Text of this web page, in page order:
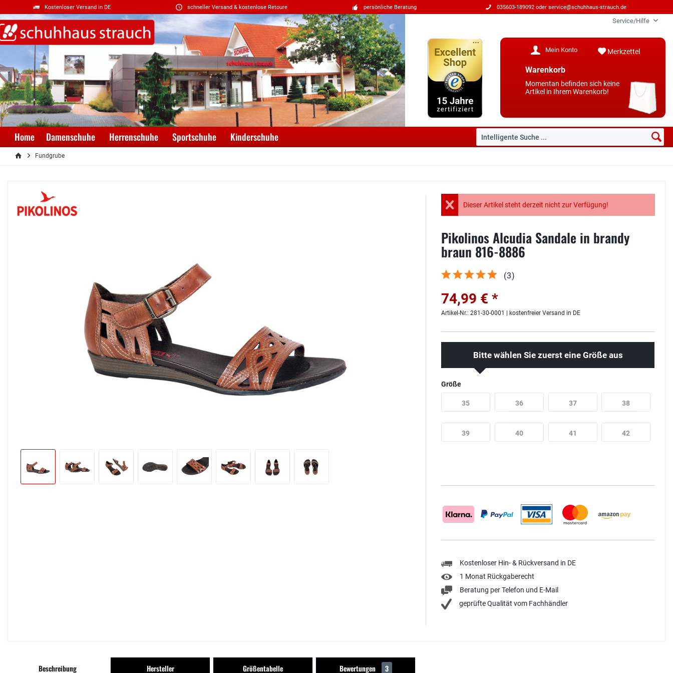
Kostenloser Versand in DE schneller Versand & kostenlose Retoure persönliche Beratung 035603-189092 oder service@schuhhaus-strauch.de
Service/Hilfe
Merkzettel
Mein Konto
Warenkorb
Momentan befinden sich keine
Artikel in Ihrem Warenkorb!
Home Damenschuhe Herrenschuhe Sportschuhe Kinderschuhe
Fundgrube
Dieser Artikel steht derzeit nicht zur Verfügung!
Pikolinos Alcudia Sandale in brandy
braun 816-8886
(3)
74,99 € *
Artikel-Nr.: 281-30-0001 | kostenfreier Versand in DE
Bitte wählen Sie zuerst eine Größe aus
Größe
35 36 37 38
39 40 41 42
Kostenloser Hin- & Rückversand in DE
1 Monat Rückgaberecht
Beratung per Telefon und E-Mail
geprüfte Qualität vom Fachhändler
Beschreibung Hersteller Größentabelle Bewertungen 3